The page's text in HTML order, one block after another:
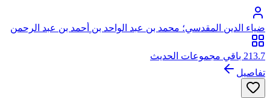
ضياء الدين المقدسي؛ محمد بن عبد الواحد بن أحمد بن عبد الرحمن
السعدي، المقدسي الأصل، الصالحي الحنبلي، أبو عبد الله، ضياء
الدين
213.7 باقي مجموعات الحديث
تفاصيل